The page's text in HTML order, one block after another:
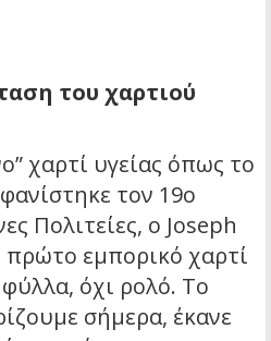
του χαρτιού
χαρτί υγείας όπως το
τον 19ο
Πολιτείες, ο Joseph
εμπορικό χαρτί
φύλλα, όχι ρολό. Το
σήμερα, έκανε